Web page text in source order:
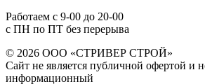
Работаем с 9-00 до 20-00
с ПН по ПТ без перерыва
© 2026 ООО «СТРИВЕР СТРОЙ»
Сайт не является публичной офертой и
информационный